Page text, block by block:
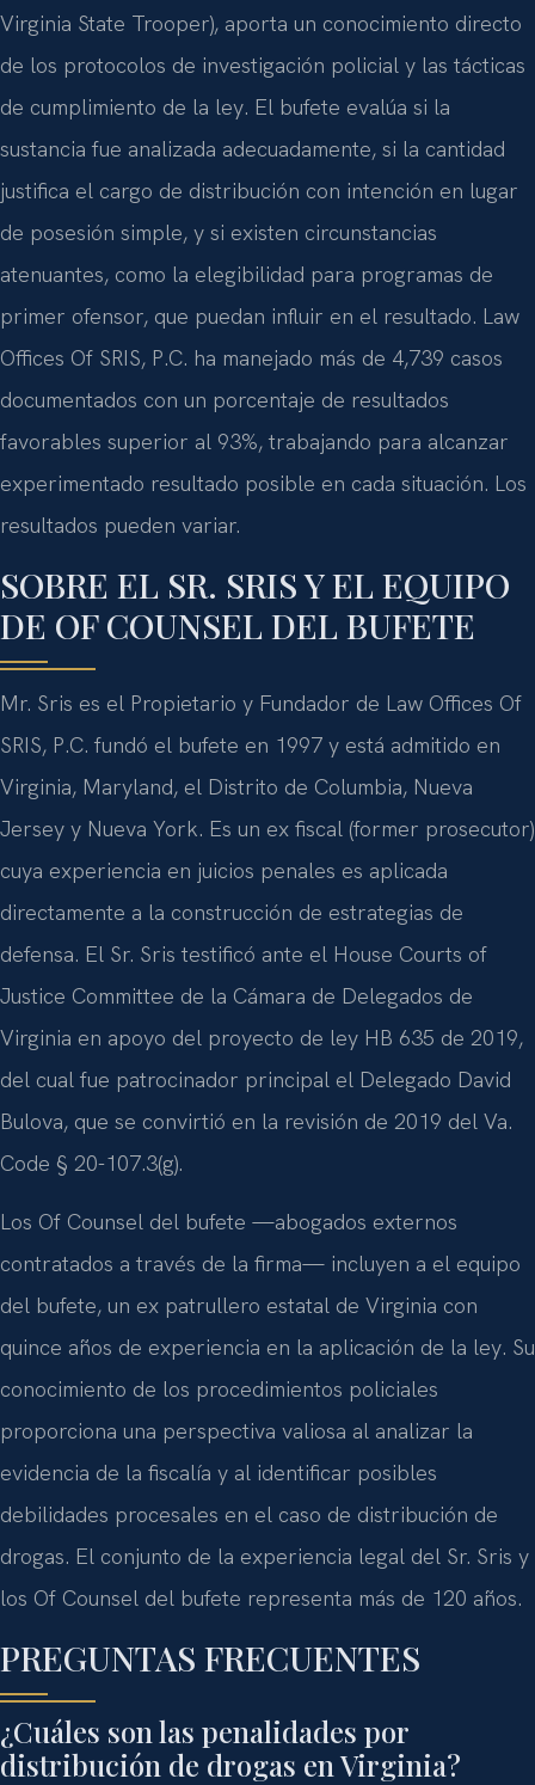
Virginia State Trooper), aporta un conocimiento directo
de los protocolos de investigación policial y las tácticas
de cumplimiento de la ley. El bufete evalúa si la
sustancia fue analizada adecuadamente, si la cantidad
justifica el cargo de distribución con intención en lugar
de posesión simple, y si existen circunstancias
atenuantes, como la elegibilidad para programas de
primer ofensor, que puedan influir en el resultado. Law
Offices Of SRIS, P.C. ha manejado más de 4,739 casos
documentados con un porcentaje de resultados
favorables superior al 93%, trabajando para alcanzar
experimentado resultado posible en cada situación. Los
resultados pueden variar.
SOBRE EL SR. SRIS Y EL EQUIPO
DE OF COUNSEL DEL BUFETE
Mr. Sris es el Propietario y Fundador de Law Offices Of
SRIS, P.C. fundó el bufete en 1997 y está admitido en
Virginia, Maryland, el Distrito de Columbia, Nueva
Jersey y Nueva York. Es un ex fiscal (former prosecutor)
cuya experiencia en juicios penales es aplicada
directamente a la construcción de estrategias de
defensa. El Sr. Sris testificó ante el House Courts of
Justice Committee de la Cámara de Delegados de
Virginia en apoyo del proyecto de ley HB 635 de 2019,
del cual fue patrocinador principal el Delegado David
Bulova, que se convirtió en la revisión de 2019 del Va.
Code § 20-107.3(g).
Los Of Counsel del bufete —abogados externos
contratados a través de la firma— incluyen a el equipo
del bufete, un ex patrullero estatal de Virginia con
quince años de experiencia en la aplicación de la ley. Su
conocimiento de los procedimientos policiales
proporciona una perspectiva valiosa al analizar la
evidencia de la fiscalía y al identificar posibles
debilidades procesales en el caso de distribución de
drogas. El conjunto de la experiencia legal del Sr. Sris y
los Of Counsel del bufete representa más de 120 años.
PREGUNTAS FRECUENTES
¿Cuáles son las penalidades por
distribución de drogas en Virginia?